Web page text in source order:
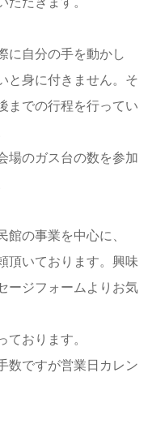
に自分の手を動かし
と身に付きません。そ
までの行程を行ってい
場のガス台の数を参加
の事業を中心に、
頂いております。興味
ージフォームよりお気
ております。
数ですが営業日カレン